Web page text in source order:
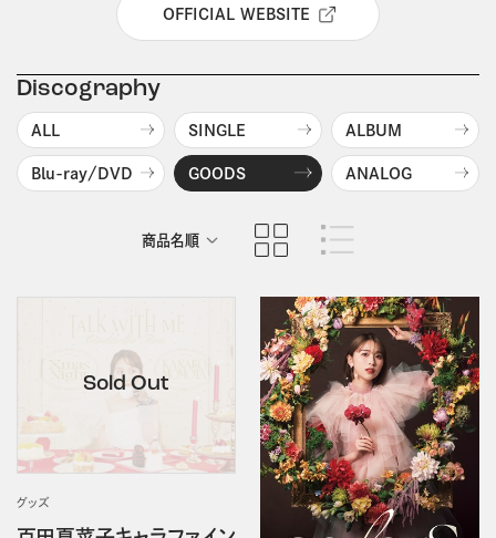
OFFICIAL WEBSITE
Discography
ALL SINGLE ALBUM
Blu-ray/DVD GOODS ANALOG
商品名順
グッズ